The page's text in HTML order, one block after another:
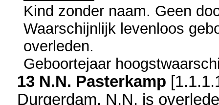
Kind zonder naam. Geen
Waarschijnlijk levenloos
overleden.
Geboortejaar
13 N.N. Pasterkamp [
Durgerdam. N.N. is